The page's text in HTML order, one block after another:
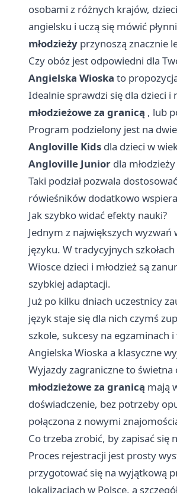
osobami z różnych krajów,
angielsku i uczą się mówić
młodzieży przynoszą znacznie
Czy obóz jest odpowiedni dla
Angielska Wioska to
Idealnie sprawdzi się dla dzieci
młodzieżowe za granicą , lub
Program podzielony jest na
Angloville Kids dla dzieci w
Angloville Junior dla
Taki podział pozwala
rówieśników dodatkowo
Jak szybko widać efekty nauki?
Jednym z największych
języku. W tradycyjnych
Wiosce dzieci i młodzież są
szybkiej adaptacji.
Już po kilku dniach uczestnicy
język staje się dla nich czymś
szkole, sukcesy na egzaminach
Angielska Wioska a klasyczne
Wyjazdy zagraniczne to
młodzieżowe za granicą mają
doświadczenie, bez potrzeby
połączona z nowymi
Co trzeba zrobić, by zapisać się
Proces rejestracji jest prosty
przygotować się na wyjątkową
lokalizacjach w Polsce, a